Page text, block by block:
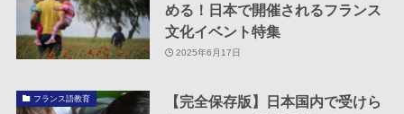
める！日本で開催されるフランス
文化イベント特集
2025年6月17日
フランス語教育
【完全保存版】日本国内で受けら